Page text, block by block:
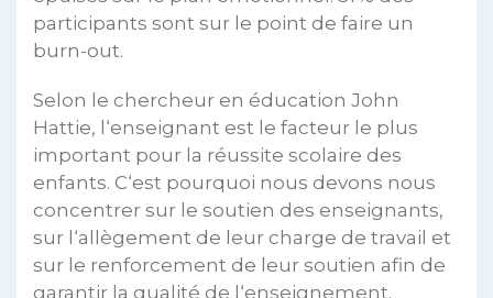
participants sont sur le point de faire un
burn-out.
Selon le chercheur en éducation John
Hattie, l‘enseignant est le facteur le plus
important pour la réussite scolaire des
enfants. C‘est pourquoi nous devons nous
concentrer sur le soutien des enseignants,
sur l‘allègement de leur charge de travail et
sur le renforcement de leur soutien afin de
garantir la qualité de l‘enseignement.